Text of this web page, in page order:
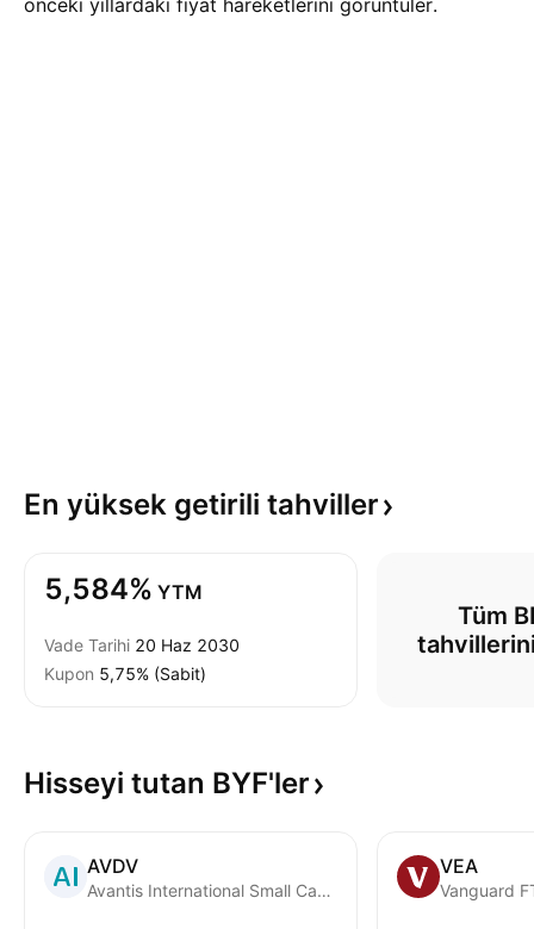
önceki yıllardaki fiyat hareketlerini görüntüler.
En yüksek getirili tahviller
5,584% YTM
Vade Tarihi 20 Haz 2030
Kupon 5,75% (Sabit)
Tüm
Hisseyi tutan BYF'ler
AVDV
Avantis International Small Cap Value ETF
VEA